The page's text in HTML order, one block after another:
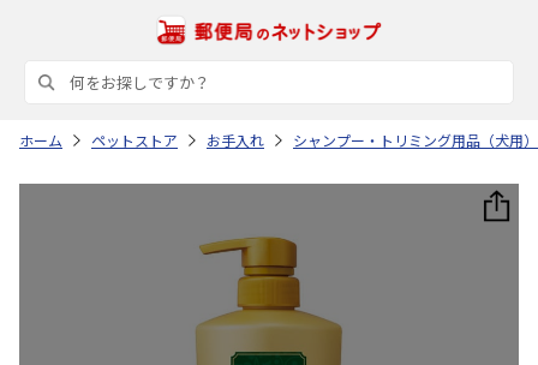
ホーム ペットストア お手入れ シャンプー・トリミング用品（犬用）